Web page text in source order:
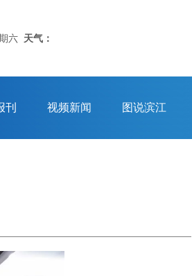
六 天气：
刊 视频新闻 图说滨江